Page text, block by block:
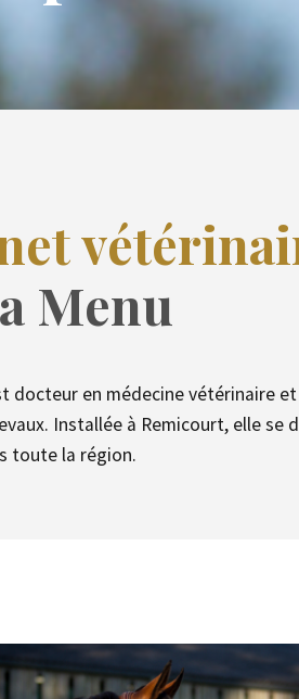
Menu
docteur en médecine vétérinaire
Installée à Remicourt, elle se
toute la région.